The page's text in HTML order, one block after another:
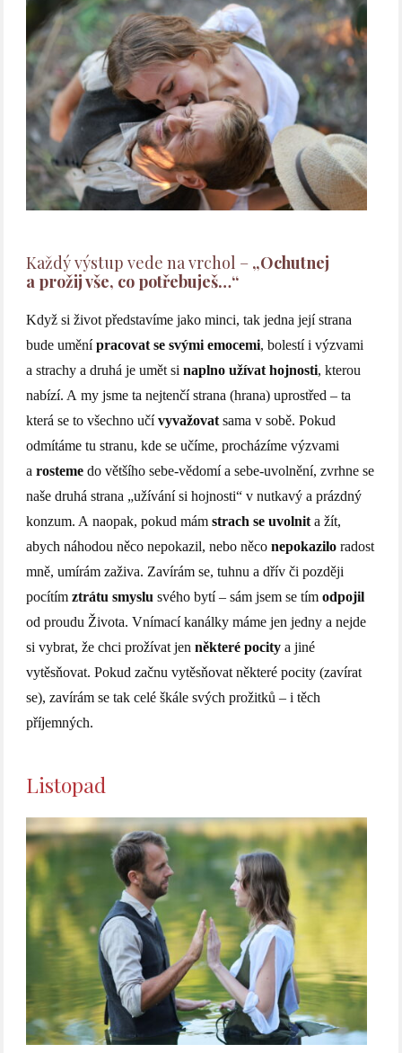
Každý výstup vede na vrchol – „Ochutnej
a prožij vše, co potřebuješ…“
Když si život představíme jako minci, tak jedna její strana
bude uměnípracovat se svými emocemi, bolestí i výzvami
a strachy a druhá je umět sinaplno užívat hojnosti, kterou
nabízí. A my jsme ta nejtenčí strana (hrana) uprostřed – ta
která se to všechno učívyvažovat sama v sobě. Pokud
odmítáme tu stranu, kde se učíme, procházíme výzvami
arosteme do většího sebe-vědomí a sebe-uvolnění, zvrhne se
naše druhá strana „užívání si hojnosti“ v nutkavý a prázdný
konzum. A naopak, pokud mámstrach se uvolnit a žít,
abych náhodou něco nepokazil, nebo něconepokazilo radost
mně, umírám zaživa. Zavírám se, tuhnu a dřív či později
pocítímztrátu smyslu svého bytí – sám jsem se tímodpojil
od proudu Života. Vnímací kanálky máme jen jedny a nejde
si vybrat, že chci prožívat jenněkteré pocity a jiné
vytěsňovat. Pokud začnu vytěsňovat některé pocity (zavírat
se), zavírám se tak celé škále svých prožitků – i těch
příjemných.
Listopad